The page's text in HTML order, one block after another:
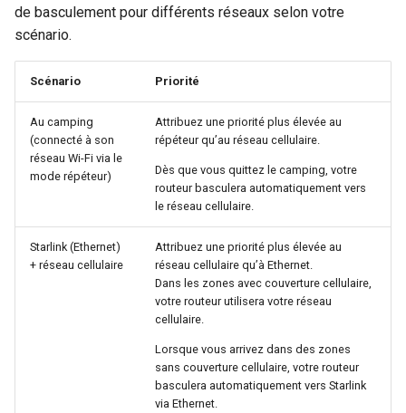
de basculement pour différents réseaux selon votre
scénario.
Scénario Priorité
Au camping
(connecté à son
réseau Wi-Fi via le
mode répéteur)
Attribuez une priorité plus élevée au
répéteur qu’au réseau cellulaire.
Dès que vous quittez le camping, votre
routeur basculera automatiquement vers
le réseau cellulaire.
Starlink (Ethernet)
+ réseau cellulaire
Attribuez une priorité plus élevée au
réseau cellulaire qu’à Ethernet.
Dans les zones avec couverture cellulaire,
votre routeur utilisera votre réseau
cellulaire.
Lorsque vous arrivez dans des zones
sans couverture cellulaire, votre routeur
basculera automatiquement vers Starlink
via Ethernet.